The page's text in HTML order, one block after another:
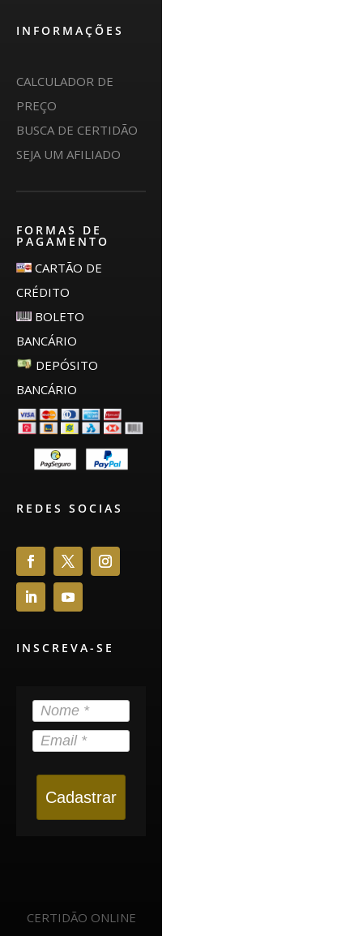
INFORMAÇÕES
CALCULADOR DE
PREÇO
BUSCA DE CERTIDÃO
SEJA UM AFILIADO
FORMAS DE
PAGAMENTO
CARTÃO DE
CRÉDITO
BOLETO
BANCÁRIO
DEPÓSITO
BANCÁRIO
REDES SOCIAS
INSCREVA-SE
Cadastrar
CERTIDÃO ONLINE